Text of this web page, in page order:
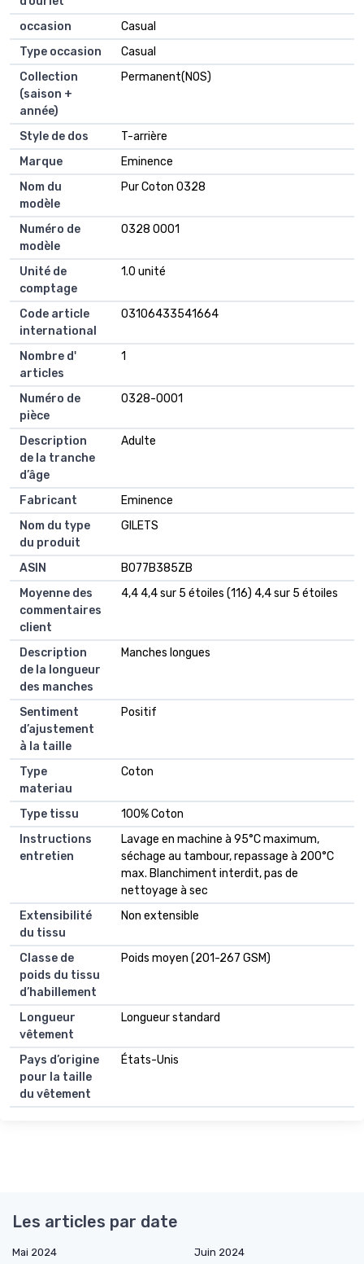
occasion
Casual
Type occasion
Casual
Collection
(saison +
année)
Permanent(NOS)
Style de dos
T-arrière
Marque
Eminence
Nom du
modèle
Pur Coton 0328
Numéro de
modèle
0328 0001
Unité de
comptage
1.0 unité
Code article
international
03106433541664
Nombre d'
articles
1
Numéro de
pièce
0328-0001
Description
de la tranche
d’âge
Adulte
Fabricant
Eminence
Nom du type
du produit
GILETS
ASIN
B077B385ZB
Moyenne des
commentaires
client
4,4 4,4 sur 5 étoiles (116) 4,4 sur 5 étoiles
Description
de la longueur
des manches
Manches longues
Sentiment
d’ajustement
à la taille
Positif
Type
materiau
Coton
Type tissu
100% Coton
Instructions
entretien
Lavage en machine à 95°C maximum,
séchage au tambour, repassage à 200°C
max. Blanchiment interdit, pas de
nettoyage à sec
Extensibilité
du tissu
Non extensible
Classe de
poids du tissu
d’habillement
Poids moyen (201-267 GSM)
Longueur
vêtement
Longueur standard
Pays d’origine
pour la taille
du vêtement
États-Unis
Les articles par date
Mai 2024
Juin 2024